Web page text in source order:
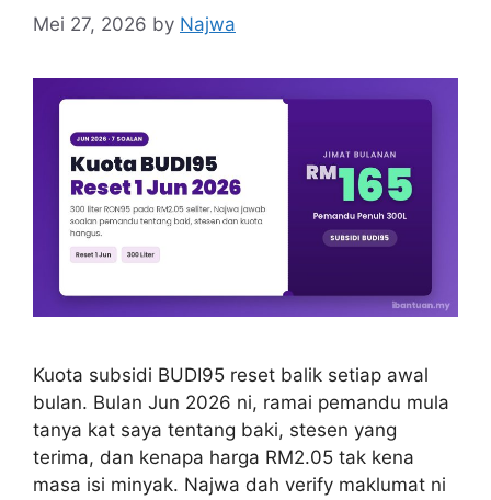
Mei 27, 2026 by Najwa
Kuota subsidi BUDI95 reset balik setiap awal
bulan. Bulan Jun 2026 ni, ramai pemandu mula
tanya kat saya tentang baki, stesen yang
terima, dan kenapa harga RM2.05 tak kena
masa isi minyak. Najwa dah verify maklumat ni